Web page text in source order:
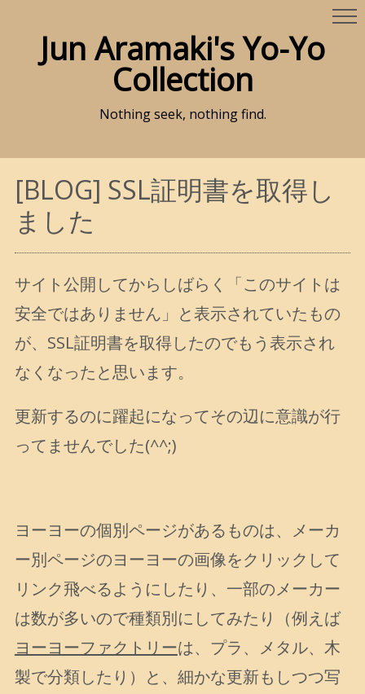
Jun Aramaki's Yo-Yo
Collection
Nothing seek, nothing find.
[BLOG] SSL証明書を取得し
ました
サイト公開してからしばらく「このサイトは
安全ではありません」と表示されていたもの
が、SSL証明書を取得したのでもう表示され
なくなったと思います。
更新するのに躍起になってその辺に意識が行
ってませんでした(^^;)
ヨーヨーの個別ページがあるものは、メーカ
ー別ページのヨーヨーの画像をクリックして
リンク飛べるようにしたり、一部のメーカー
は数が多いので種類別にしてみたり（例えば
ヨーヨーファクトリーは、プラ、メタル、木
製で分類したり）と、細かな更新もしつつ写